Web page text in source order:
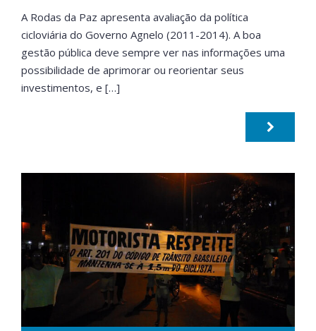
A Rodas da Paz apresenta avaliação da política
cicloviária do Governo Agnelo (2011-2014). A boa
gestão pública deve sempre ver nas informações uma
possibilidade de aprimorar ou reorientar seus
investimentos, e […]